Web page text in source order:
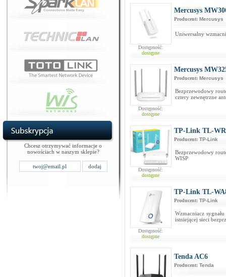
Chcesz otrzymywać informacje o
nowościach w naszym sklepie?
Dostępność:
dostępne
Mercusys
Producent: Mercusys
Uniwersalny
Dostępność:
dostępne
Mercusys
Producent: Mercusys
Bezprzewodowy
cztery zewnętrzne
Dostępność:
dostępne
TP-Link TL-
Producent: TP-Link
Bezprzewodowy
WISP
Dostępność:
dostępne
TP-Link TL-
Producent: TP-Link
Wzmacniacz
istniejącej sieci
Tenda AC6
Producent: Tenda